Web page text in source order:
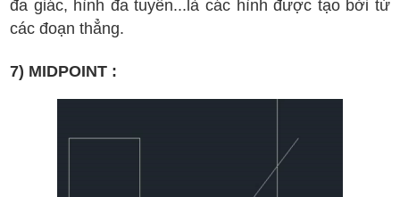
đa giác, hình đa tuyến... là các hìnhđược tạo bởi từ
cácđoạn thẳng.
7) MIDPOINT :